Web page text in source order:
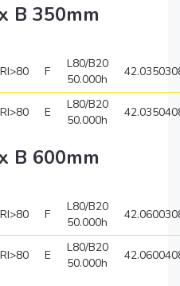
B 350mm
F
L80/B20
50.000h
E
L80/B20
50.000h
B 600mm
F
L80/B20
50.000h
E
L80/B20
50.000h